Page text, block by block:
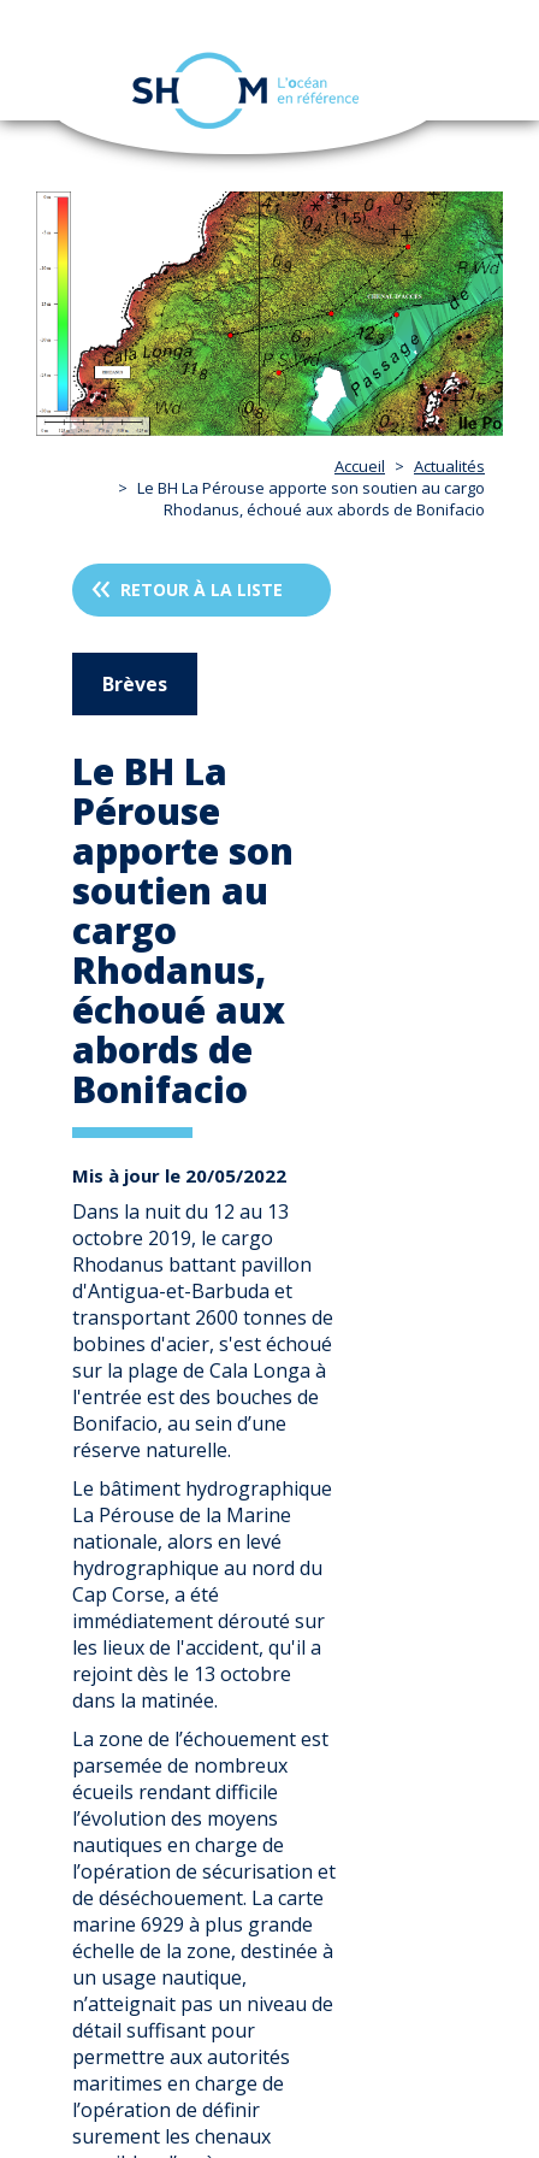
Aller
principal
navigation
Accueil
Actualités
Le BH La Pérouse apporte son soutien au cargo
Rhodanus, échoué aux abords de Bonifacio
RETOUR À LA LISTE
Brèves
Le BH La
Pérouse
apporte son
soutien au
cargo
Rhodanus,
échoué aux
abords de
Bonifacio
Mis à jour le 20/05/2022
Dans la nuit du 12 au 13
octobre 2019, le cargo
Rhodanus battant pavillon
d'Antigua-et-Barbuda et
transportant 2600 tonnes de
bobines d'acier, s'est échoué
sur la plage de Cala Longa à
l'entrée est des bouches de
Bonifacio, au sein d’une
réserve naturelle.
Le bâtiment hydrographique
La Pérouse de la Marine
nationale, alors en levé
hydrographique au nord du
Cap Corse, a été
immédiatement dérouté sur
les lieux de l'accident, qu'il a
rejoint dès le 13 octobre
dans la matinée.
La zone de l’échouement est
parsemée de nombreux
écueils rendant difficile
l’évolution des moyens
nautiques en charge de
l’opération de sécurisation et
de déséchouement. La carte
marine 6929 à plus grande
échelle de la zone, destinée à
un usage nautique,
n’atteignait pas un niveau de
détail suffisant pour
permettre aux autorités
maritimes en charge de
l’opération de définir
surement les chenaux